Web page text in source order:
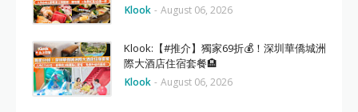
Klook - August 06, 2026
Klook:【#推介】獨家69折💰！深圳華僑城洲
際大酒店住宿套餐🏨
Klook - August 06, 2026